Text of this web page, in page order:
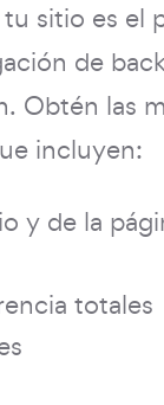
sitio es el
de
Obtén las
incluyen:
y de la
totales